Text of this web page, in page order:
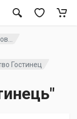
Гостинец